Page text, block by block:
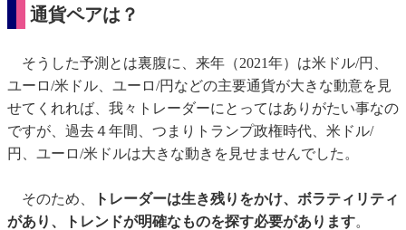
通貨ペアは？
そうした予測とは裏腹に、来年（2021年）は米ドル/円、
ユーロ/米ドル、ユーロ/円などの主要通貨が大きな動意を見
せてくれれば、我々トレーダーにとってはありがたい事なの
ですが、過去４年間、つまりトランプ政権時代、米ドル/
円、ユーロ/米ドルは大きな動きを見せませんでした。
そのため、
トレーダーは生き残りをかけ、ボラティリティ
があり、トレンドが明確なものを探す必要があります。